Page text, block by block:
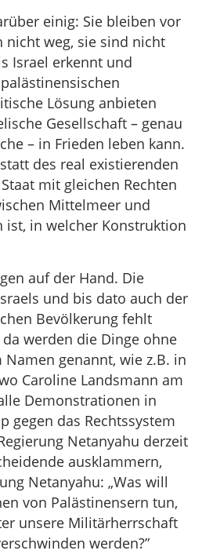
einig: Sie bleiben vor
nicht weg, sie sind nicht
Israel erkennt und
Lösung anbieten
Gesellschaft – genau
– in Frieden leben kann.
des real existierenden
mit gleichen Rechten
Mittelmeer und
ist, in welcher Konstruktion
auf der Hand. Die
und bis dato auch der
Bevölkerung fehlt
werden die Dinge ohne
genannt, wie z.B. in
Caroline Landsmann am
Demonstrationen in
gegen das Rechtssystem
Netanyahu derzeit
ausklammern,
Netanyahu: „Was will
von Palästinensern tun,
unsere Militärherrschaft
werden?”